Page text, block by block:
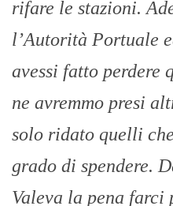
rifare le stazioni.
l’Autorità Portuale
avessi fatto perdere
ne avremmo presi
solo ridato quelli
grado di spendere.
Valeva la pena farci